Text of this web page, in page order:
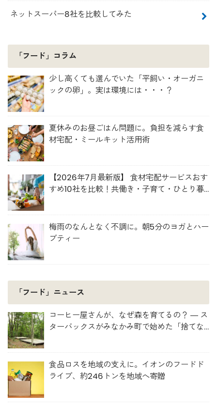
ネットスーパー8社を比較してみた
「フード」コラム
少し高くても選んでいた「平飼い・オーガニ
ックの卵」。実は環境には・・・？
夏休みのお昼ごはん問題に。負担を減らす食
材宅配・ミールキット活用術
【2026年7月最新版】 食材宅配サービスおす
すめ10社を比較！共働き・子育て・ひとり暮
梅雨のなんとなく不調に。朝5分のヨガとハー
ブティー
「フード」ニュース
コーヒー屋さんが、なぜ森を育てるの？ ― ス
ターバックスがみなかみ町で始めた「捨てな
食品ロスを地域の支えに。イオンのフードド
ライブ、約246トンを地域へ寄贈